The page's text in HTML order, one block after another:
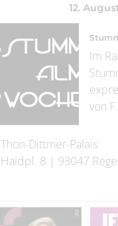
12.
Im
von
Thon-Dittmer-Palais
Haidpl. 8 | 93047